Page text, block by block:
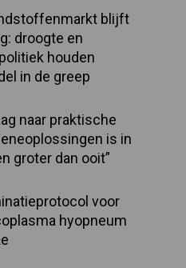
blijft
droogte en
houden
in de greep
naar praktische
is in
groter dan ooit”
voor
hyopneum